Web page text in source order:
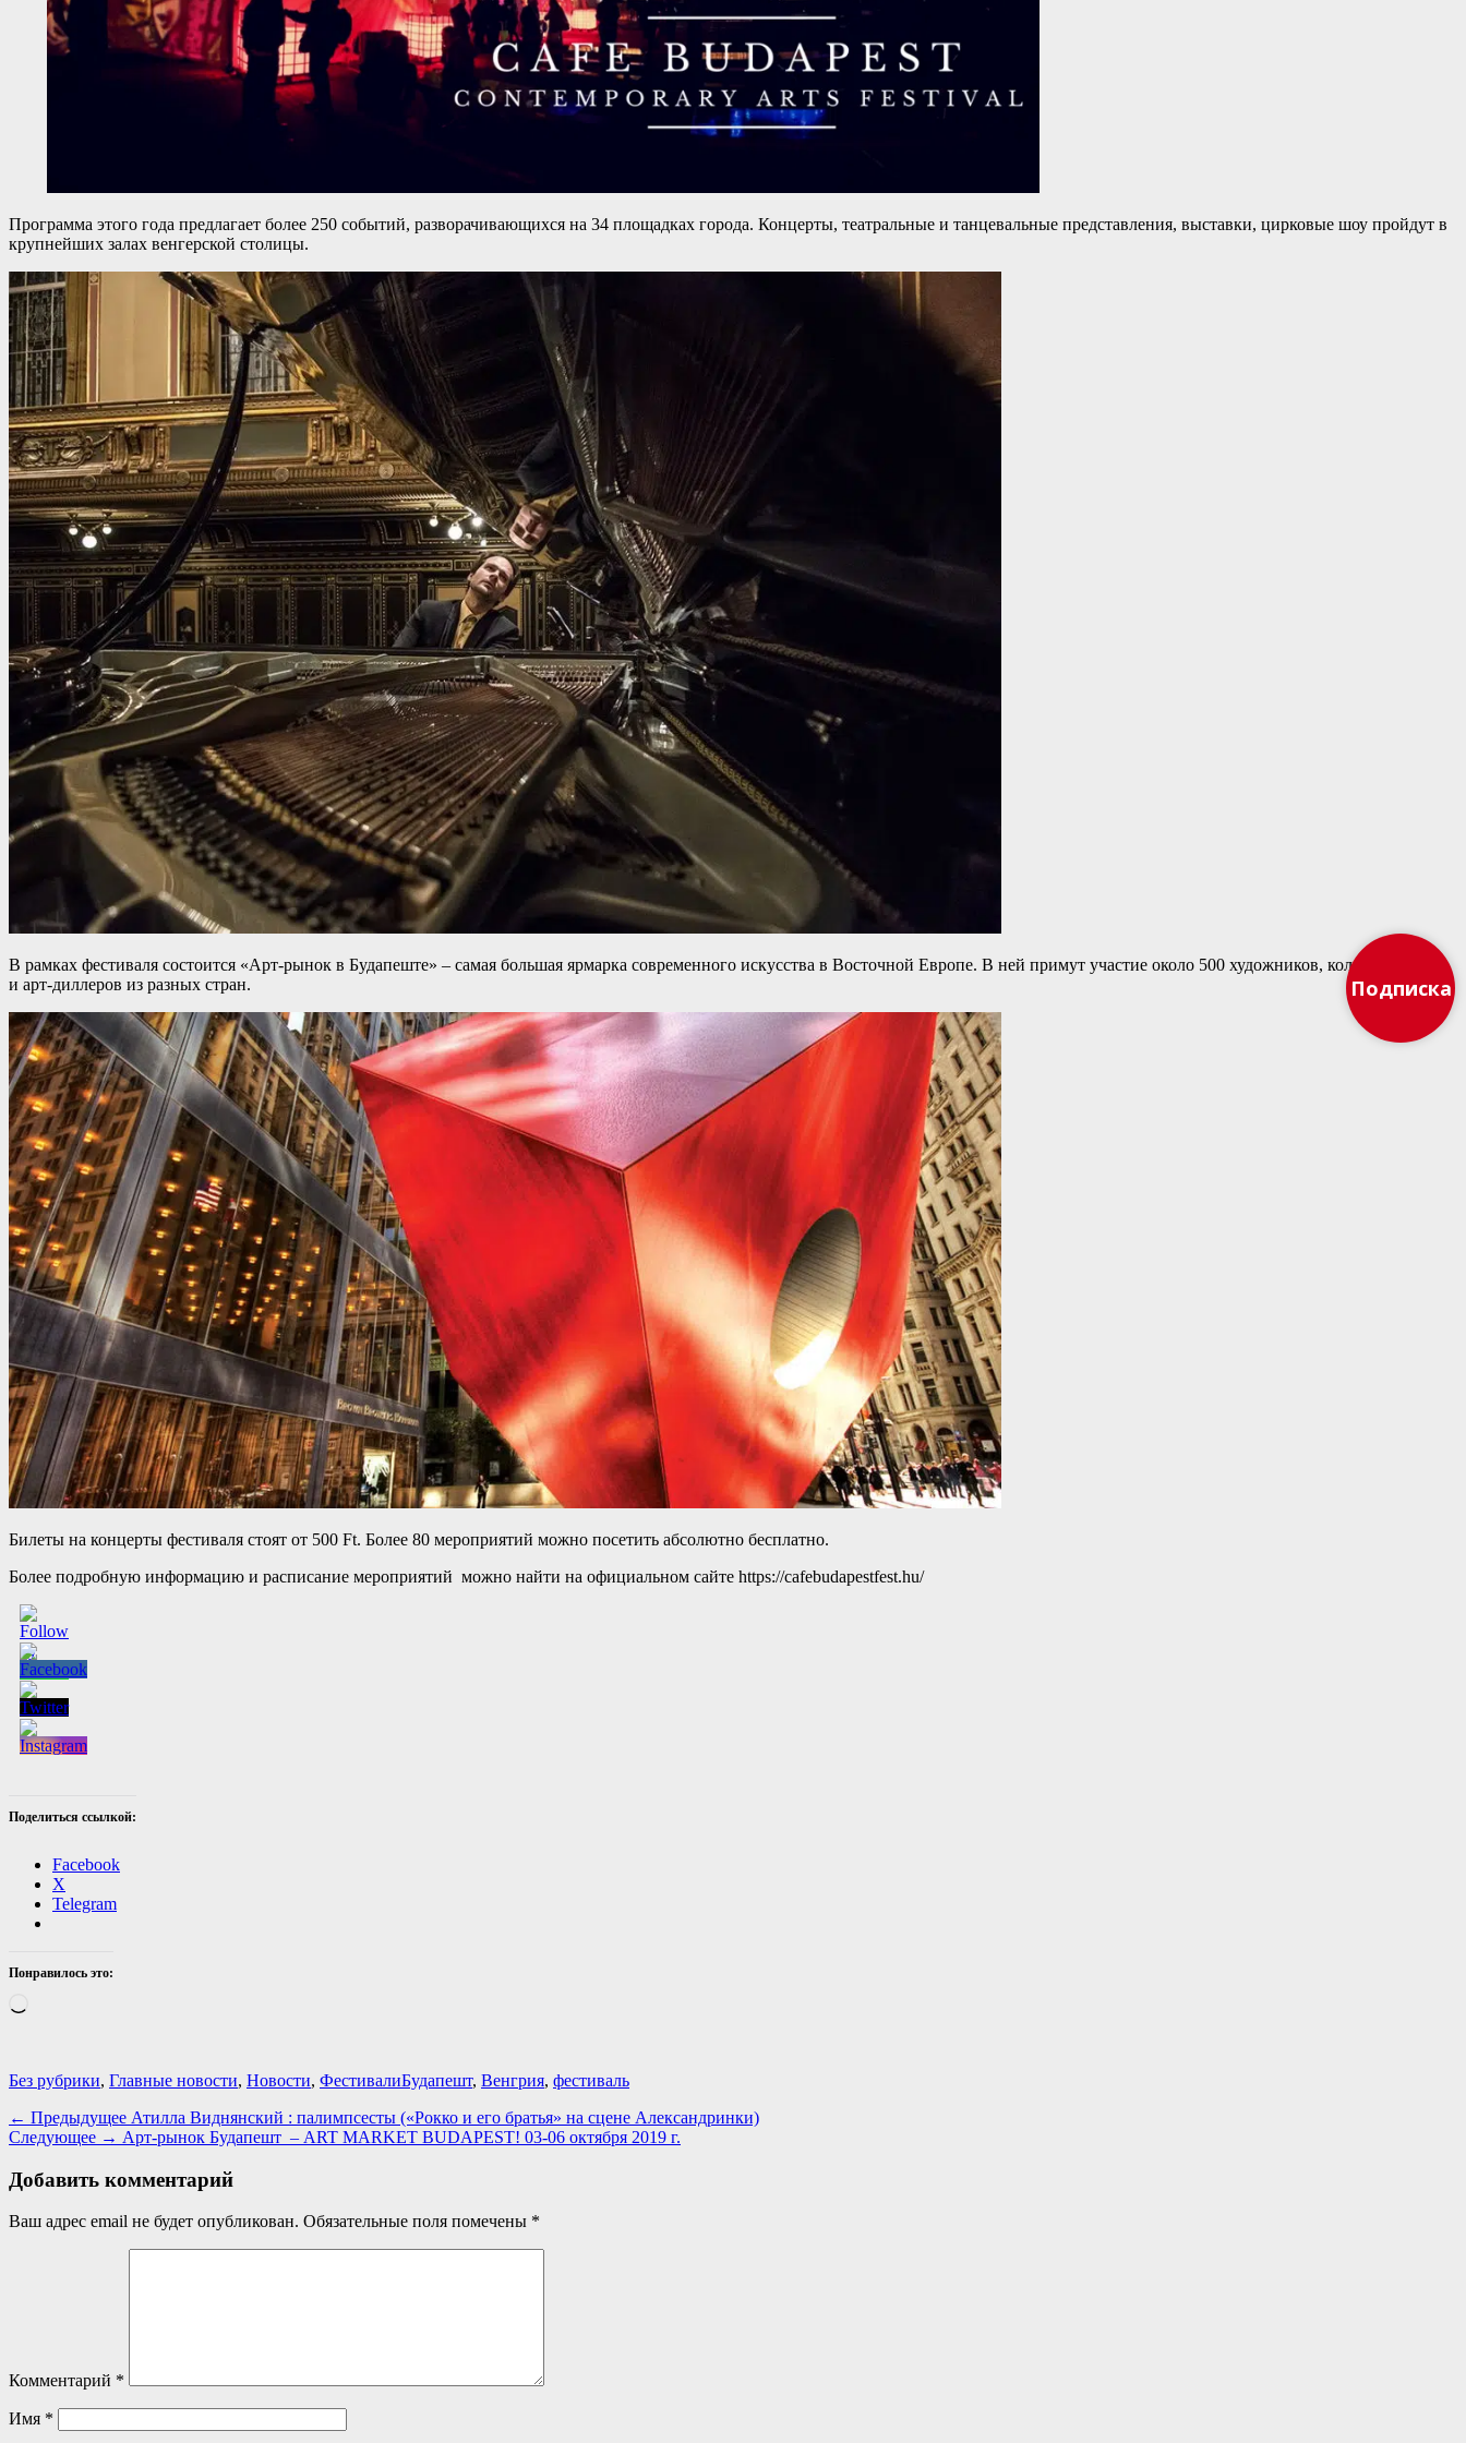
Программа этого года предлагает более 250 событий, разворачивающихся на 34 площадках города. Концерты, театральные и танцевальные представления, выставки, цирковые шоу пройдут в
крупнейших залах венгерской столицы.
В рамках фестиваля состоится «Арт-рынок в Будапеште» – самая большая ярмарка современного искусства в Восточной Европе. В ней примут участие около 500 художников, коллекционеров
и арт-диллеров из разных стран.
Билеты на концерты фестиваля стоят от 500 Ft. Более 80 мероприятий можно посетить абсолютно бесплатно.
Более подробную информацию и расписание мероприятий можно найти на официальном сайте https://cafebudapestfest.hu/
Поделиться ссылкой:
Facebook
X
Telegram
Понравилось это:
Категории
Без рубрики, Главные новости, Новости, ФестивалиТеги
Будапешт, Венгрия, фестиваль
Навигация
по
записям
← Предыдущее Предыдущая
запись:
Атилла Виднянский : палимпсесты («Рокко и его братья» на сцене Александринки)
Следующее → Следующая
Арт-рынок Будапешт – ART MARKET BUDAPEST! 03-06 октября 2019 г.
Добавить комментарий
Ваш адрес email не будет опубликован. Обязательные поля помечены *
Комментарий *
Имя *
Подписка